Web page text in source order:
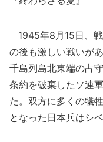
1945年8月15日、
の後も激しい戦いが
千島列島北東端の占
条約を破棄したソ連
た。双方に多くの犠
となった日本兵はシ